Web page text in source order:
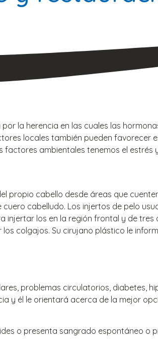
la herencia en las cuales las
locales también pueden favorecer
factores ambientales tenemos el
propio cabello desde áreas que
cabelludo. Los injertos de pelo
injertar los en la región frontal y de
colgajos. Su cirujano plástico le
problemas circulatorios, diabetes,
y él le orientará acerca de la mejor
o presenta sangrado espontáneo o